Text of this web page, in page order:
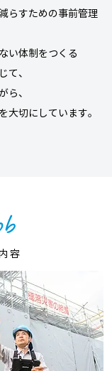
らすための事前管理
い体制をつくる
て、
ら、
大切にしています。
容